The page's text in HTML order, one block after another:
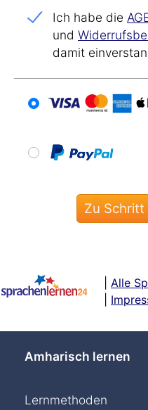
Ich habe die
und
damit
Alle
Amharisch lernen
Lernmethoden